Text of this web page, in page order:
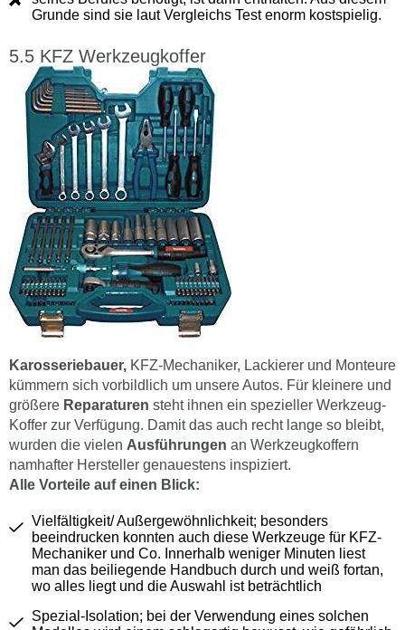
Grunde sind sie laut Vergleichs Test enorm kostspielig.
KFZ Werkzeugkoffer
Karosseriebauer, KFZ-Mechaniker, Lackierer und Monteure
kümmern sich vorbildlich um unsere Autos. Für kleinere und
größere Reparaturen steht ihnen ein spezieller Werkzeug-
Koffer zur Verfügung. Damit das auch recht lange so bleibt,
wurden die vielen Ausführungen an Werkzeugkoffern
namhafter Hersteller genauestens inspiziert.
Alle Vorteile auf einen Blick:
Vielfältigkeit/ Außergewöhnlichkeit; besonders
beeindrucken konnten auch diese Werkzeuge für KFZ-
Mechaniker und Co. Innerhalb weniger Minuten liest
man das beiliegende Handbuch durch und weiß fortan,
wo alles liegt und die Auswahl ist beträchtlich
Spezial-Isolation; bei der Verwendung eines solchen